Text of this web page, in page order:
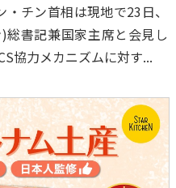
チン首相は現地で23日、
書記兼国家主席と会見し
協力メカニズムに対す...